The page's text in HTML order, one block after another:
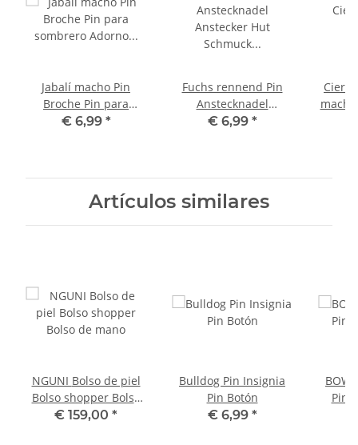
Jabalí macho Pin
Broche Pin para
sombrero Adorno
€ 6,99 *
Fuchs rennend Pin
Anstecknadel
Anstecker Hut
€ 6,99 *
Artículos similares
NGUNI Bolso de piel
Bolso shopper Bolso
de mano
€ 159,00 *
Bulldog Pin Insignia
Pin Botón
€ 6,99 *
Pin